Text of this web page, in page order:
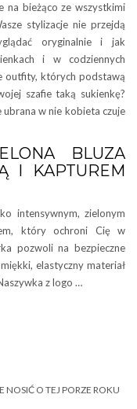
na bieżąco ze wszystkimi
stylizacje nie przejdą
oryginalnie i jak
i w codziennych
outfity, których podstawą
szafie taką sukienkę?
ubrana w nie kobieta czuje
BLUZA
I KAPTUREM
intensywnym, zielonym
który ochroni Cię w
pozwoli na bezpieczne
elastyczny materiał
z logo …
NOSIĆ O TEJ PORZE ROKU